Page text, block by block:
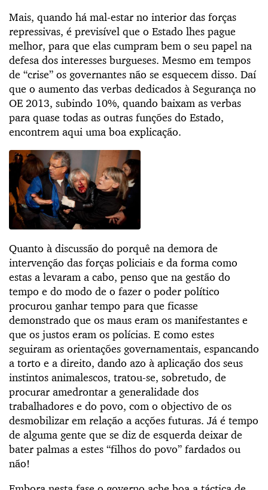
Mais, quando há mal-estar no interior das forças
repressivas, é previsível que o Estado lhes pague
melhor, para que elas cumpram bem o seu papel na
defesa dos interesses burgueses. Mesmo em tempos
de “crise” os governantes não se esquecem disso. Daí
que o aumento das verbas dedicados à Segurança no
OE 2013, subindo 10%, quando baixam as verbas
para quase todas as outras funções do Estado,
encontrem aqui uma boa explicação.
Quanto à discussão do porquê na demora de
intervenção das forças policiais e da forma como
estas a levaram a cabo, penso que na gestão do
tempo e do modo de o fazer o poder político
procurou ganhar tempo para que ficasse
demonstrado que os maus eram os manifestantes e
que os justos eram os polícias. E como estes
seguiram as orientações governamentais, espancando
a torto e a direito, dando azo à aplicação dos seus
instintos animalescos, tratou-se, sobretudo, de
procurar amedrontar a generalidade dos
trabalhadores e do povo, com o objectivo de os
desmobilizar em relação a acções futuras. Já é tempo
de alguma gente que se diz de esquerda deixar de
bater palmas a estes “filhos do povo” fardados ou
não!